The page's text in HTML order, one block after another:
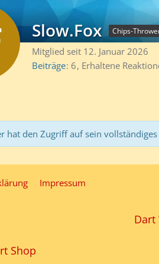
Slow.Fox Chips-
Mitglied seit 12. Januar 2026
Beiträge 6 Erhaltene
hat den Zugriff auf sein
Impressum
Dart
Shop